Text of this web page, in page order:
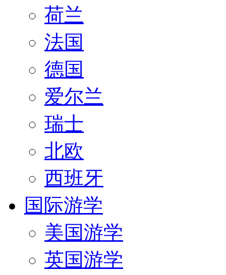
荷兰
法国
德国
爱尔兰
瑞士
北欧
西班牙
国际游学
美国游学
英国游学